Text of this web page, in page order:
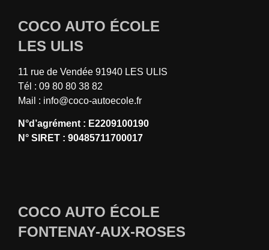
COCO AUTO ÉCOLE
LES ULIS
11 rue de Vendée 91940 LES ULIS
Tél : 09 80 80 38 82
Mail : info@coco-autoecole.fr
N°d’agrément : E2209100190
N° SIRET : 90485711700017
COCO AUTO ÉCOLE
FONTENAY-AUX-ROSES